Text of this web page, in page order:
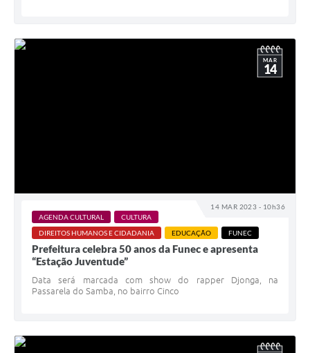
14 MAR 2023 - 10h36
MAR
14
AGENDA CULTURAL
CULTURA
DIREITOS HUMANOS E CIDADANIA
EDUCAÇÃO FUNEC
Prefeitura celebra 50 anos da Funec e apresenta
“Estação Juventude”
Data será marcada com show do rapper Djonga, na
Passarela do Samba, no bairro Cinco